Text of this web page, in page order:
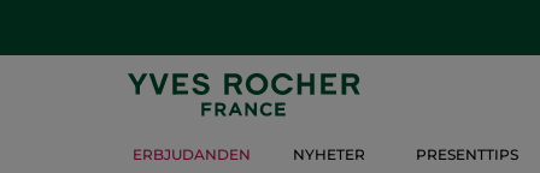
ERBJUDANDEN NYHETER PRESENTTIPS